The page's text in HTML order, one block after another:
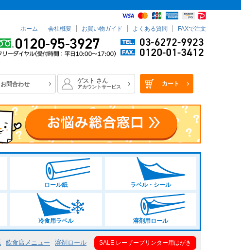
ホーム 会社概要 お買い物ガイド よくある質問 FAXで注文
お問合わせ ゲスト さん
アカウントサービス カート
ロール紙 ラベル・シール
冷食用ラベル 溶剤用ロール
飲食店メニュー 溶剤ロール SALE レーザープリンター用はがき